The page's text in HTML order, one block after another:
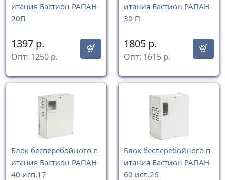
итания Бастион РАПАН-
20П
1397 р.
Опт: 1250 р.
итания Бастион РАПАН-
30 П
1805 р.
Опт: 1615 р.
Блок бесперебойного п
итания Бастион РАПАН-
40 исп.17
Блок бесперебойного п
итания Бастион РАПАН-
60 исп.26